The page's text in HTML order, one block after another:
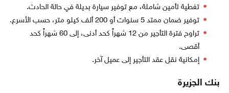
تغطية تأمين شاملة، مع توفير سيارة بديلة في حالة الحادث.
توفير ضمان ممتد 5 سنوات أو 200 ألف كيلو متر، حسب الأسرع.
تراوح فترة التأجير من 12 شهراً كحد أدنى، إلى 60 شهراً كحد
أقصى.
إمكانية نقل عقد التأجير إلى عميل آخر.
بنك الجزيرة